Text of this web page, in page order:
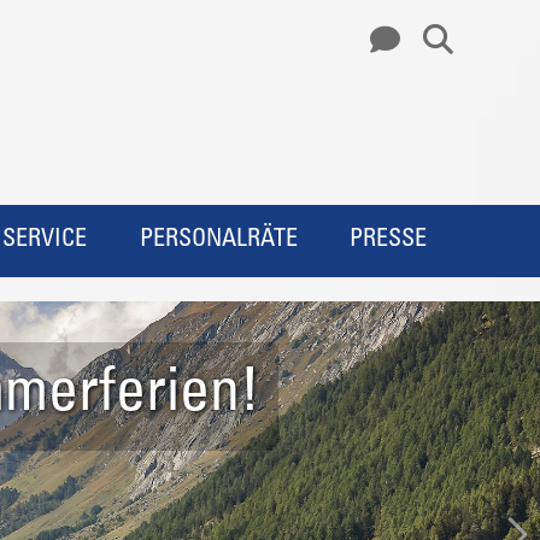
SERVICE PERSONALRÄTE PRESSE
Dank!
Sizilien
werden!